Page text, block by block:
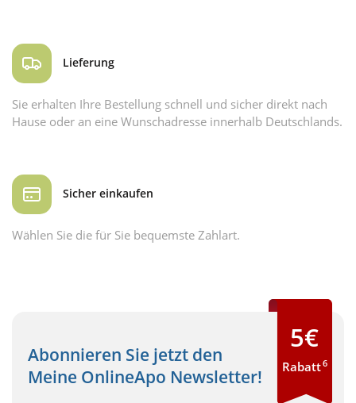
Lieferung
Sie erhalten Ihre Bestellung schnell und sicher direkt nach
Hause oder an eine Wunschadresse innerhalb Deutschlands.
Sicher einkaufen
Wählen Sie die für Sie bequemste Zahlart.
Abonnieren Sie jetzt den
Meine OnlineApo Newsletter!
5€
Rabatt6